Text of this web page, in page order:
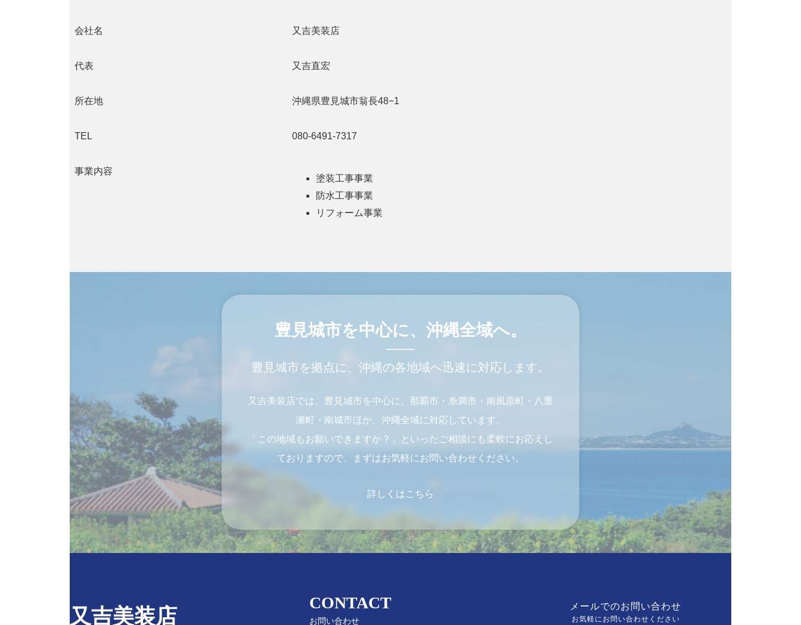
会社名 又吉美装店
代表 又吉直宏
所在地 沖縄県豊見城市翁長48−1
TEL 080-6491-7317
事業内容
塗装工事事業
防水工事事業
リフォーム事業
豊見城市を中心に、沖縄全域へ。
豊見城市を拠点に、沖縄の各地域へ迅速に対応します。
又吉美装店では、豊見城市を中心に、那覇市・糸満市・南風原町・八重
瀬町・南城市ほか、沖縄全域に対応しています。
「この地域もお願いできますか？」といったご相談にも柔軟にお応えし
ておりますので、まずはお気軽にお問い合わせください。
詳しくはこちら
又吉美装店
CONTACT
お問い合わせ
メールでのお問い合わせ
お気軽にお問い合わせください